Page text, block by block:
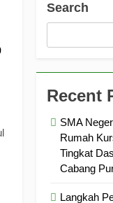
PramukaSearch
Recent
SMA
Rumah
Tingkat
Cabang
Langkah